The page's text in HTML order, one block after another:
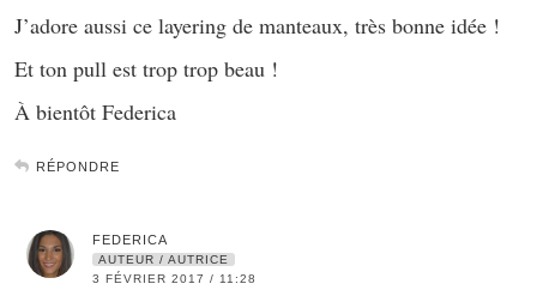
J’adore aussi ce layering de manteaux, très bonne idée !
Et ton pull est trop trop beau !
À bientôt Federica
RÉPONDRE
FEDERICA
AUTEUR / AUTRICE
3 FÉVRIER 2017 / 11:28